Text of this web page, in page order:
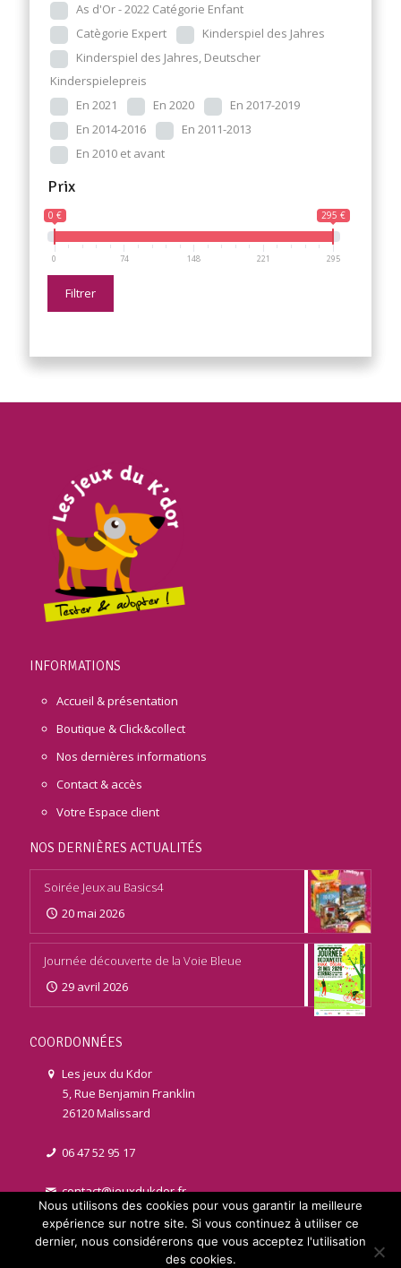
As d'Or - 2022 Catégorie Enfant
Catègorie Expert
Kinderspiel des Jahres
Kinderspiel des Jahres, Deutscher
Kinderspielepreis
En 2021
En 2020
En 2017-2019
En 2014-2016
En 2011-2013
En 2010 et avant
Prix
0 € 295 €
0 74 148 221 295
Filtrer
INFORMATIONS
Accueil & présentation
Boutique & Click&collect
Nos dernières informations
Contact & accès
Votre Espace client
NOS DERNIÈRES ACTUALITÉS
Soirée Jeux au Basics4
20 mai 2026
Journée découverte de la Voie Bleue
29 avril 2026
COORDONNÉES
Les jeux du Kdor
5, Rue Benjamin Franklin
26120 Malissard
06 47 52 95 17
contact@jeuxdukdor.fr
Nous utilisons des cookies pour vous garantir la meilleure
expérience sur notre site. Si vous continuez à utiliser ce
dernier, nous considérerons que vous acceptez l'utilisation
des cookies.